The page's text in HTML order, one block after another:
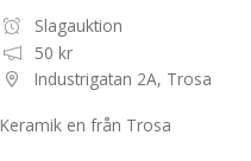
Slagauktion
50 kr
Industrigatan 2A, Trosa
Keramik en från Trosa